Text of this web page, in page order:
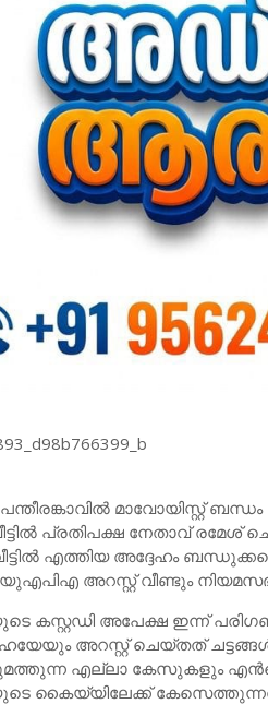
മാവോയിസ്റ്റ്
പ്രതിപക്ഷ നേതാവ് രമേശ്
എത്തിയ അദ്ദേഹം
യു​എ​പി​എ അ​റ​സ്റ്റ് വീ​ണ്ടും
അപേക്ഷ ഇന്ന്
അ​റ​സ്റ്റ് ചെ​യ്ത​ത് ച​ട്ട​ങ്ങ​ള്‍
എല്ലാ കേസുകളും
കേസെത്തുന്നത്